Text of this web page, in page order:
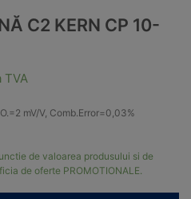
C2 KERN CP 10-
TVA
mV/V, Comb.Error=0,03%
de valoarea produsului si de
de oferte PROMOTIONALE.